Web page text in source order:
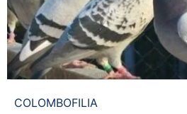
COLOMBOFILIA